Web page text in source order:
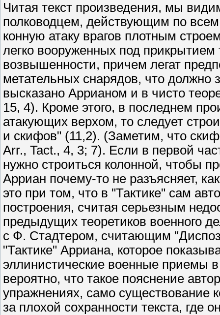
Читая текст произведения, мы
полководцем, действующим по
конную атаку врагов плотным
легко вооруженных под
возвышенности, причем легат
метательных снарядов, что должно
высказано Аррианом и в чисто
15, 4). Кроме этого, в последнем
атакующих верхом, то следует
и скифов" (11,2). (Заметим, что
Arr., Tact., 4, 3; 7). Если в первой
нужно строиться колонной, чтобы
Арриан почему-то не разъясняет,
это при том, что в "Тактике" сам
построения, считая серьезным
предыдущих теоретиков военного
с Ф. Стадтером, считающим
"Тактике" Арриана, которое
эллинистические военные приемы
вероятно, что такое пояснение
упражнениях, само существование
за плохой сохранности текста, где